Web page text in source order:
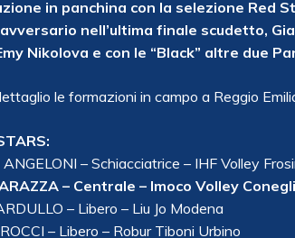
in panchina con la selezione Red
nell’ultima finale scudetto,
Nikolova e con le “Black” altre due
le formazioni in campo a Reggio
– Schiacciatrice – IHF Volley
– Centrale – Imoco Volley
– Libero – Liu Jo Modena
– Libero – Robur Tiboni Urbino